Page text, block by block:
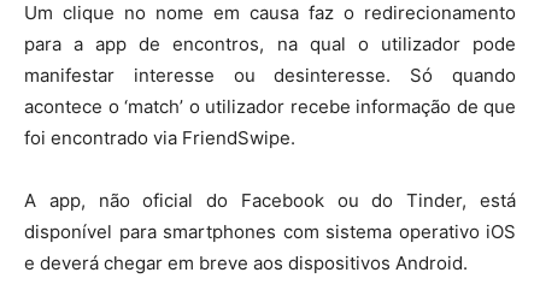
Um clique no nome em causa faz o redirecionamento
para a app de encontros, na qual o utilizador pode
manifestar interesse ou desinteresse. Só quando
acontece o ‘match’ o utilizador recebe informação de que
foi encontrado via FriendSwipe.
A app, não oficial do Facebook ou do Tinder, está
disponível para smartphones com sistema operativo iOS
e deverá chegar em breve aos dispositivos Android.